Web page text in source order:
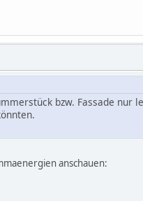
bzw. Fassade nur
anschauen: